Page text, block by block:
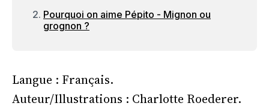
Pourquoi on aime Pépito - Mignon ou
grognon ?
Langue : Français.
Auteur/Illustrations : Charlotte Roederer.